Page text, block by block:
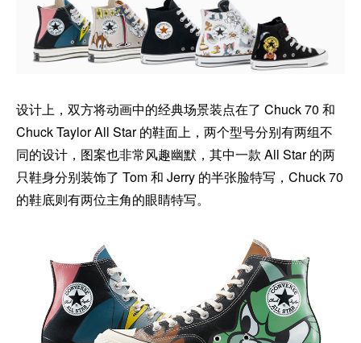
设计上，双方将动画中的经典场景装点在了 Chuck 70 和
Chuck Taylor All Star 的鞋面上，两个型号分别有两组不
同的设计，图案也非常风趣幽默，其中一款 All Star 的两
只鞋身分别装饰了 Tom 和 Jerry 的半张脸特写，Chuck 70
的鞋底则有两位主角的眼睛特写。